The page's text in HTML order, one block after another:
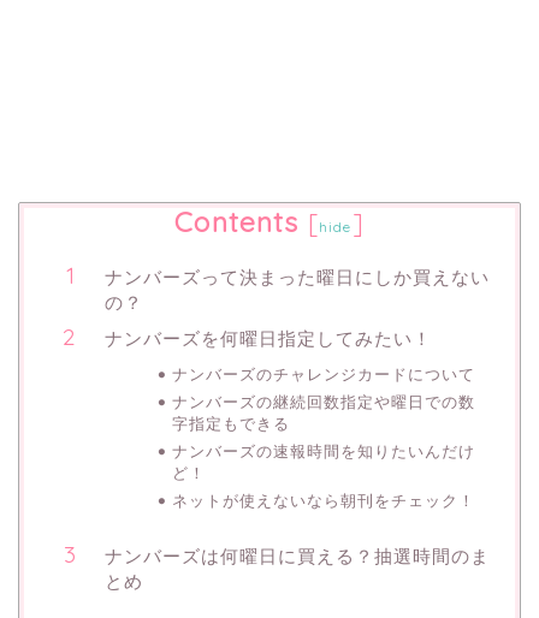
Contents [hide ]
ナンバーズって決まった曜日にしか買えない
の？
ナンバーズを何曜日指定してみたい！
ナンバーズのチャレンジカードについて
ナンバーズの継続回数指定や曜日での数
字指定もできる
ナンバーズの速報時間を知りたいんだけ
ど！
ネットが使えないなら朝刊をチェック！
ナンバーズは何曜日に買える？抽選時間のま
とめ